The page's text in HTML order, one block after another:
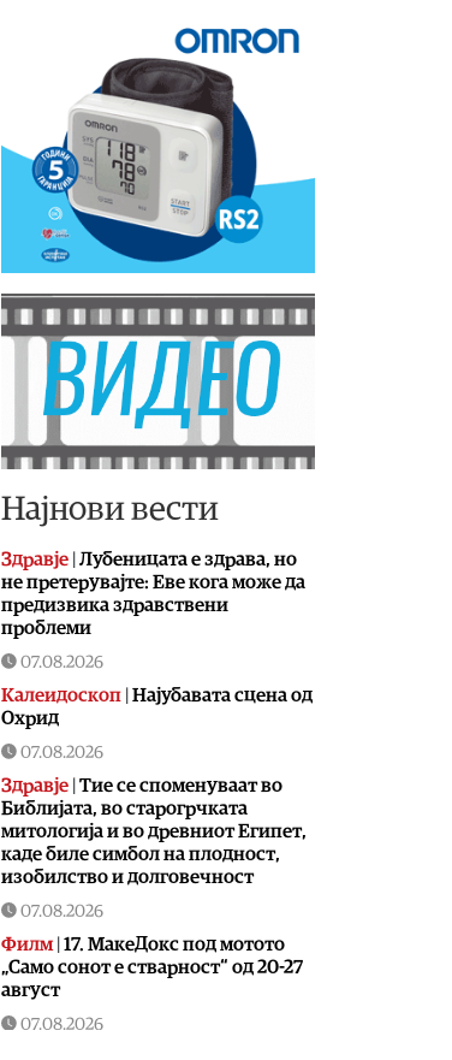
Најнови вести
Здравје | Лубеницата е здрава, но
не претерувајте: Еве кога може да
предизвика здравствени
проблеми
07.08.2026
Калеидоскоп | Најубавата сцена од
Охрид
07.08.2026
Здравје | Тие се споменуваат во
Библијата, во старогрчката
митологија и во древниот Египет,
каде биле симбол на плодност,
изобилство и долговечност
07.08.2026
Филм | 17. МакеДокс под мотото
„Само сонот е стварност“ од 20-27
август
07.08.2026